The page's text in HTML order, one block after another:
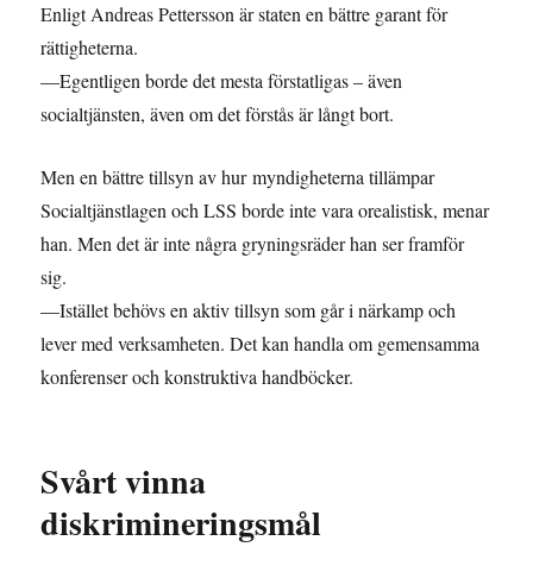
Enligt Andreas Pettersson är staten en bättre garant för
rättigheterna.
—Egentligen borde det mesta förstatligas – även
socialtjänsten, även om det förstås är långt bort.
Men en bättre tillsyn av hur myndigheterna tillämpar
Socialtjänstlagen och LSS borde inte vara orealistisk, menar
han. Men det är inte några gryningsräder han ser framför
sig.
—Istället behövs en aktiv tillsyn som går i närkamp och
lever med verksamheten. Det kan handla om gemensamma
konferenser och konstruktiva handböcker.
Svårt vinna
diskrimineringsmål